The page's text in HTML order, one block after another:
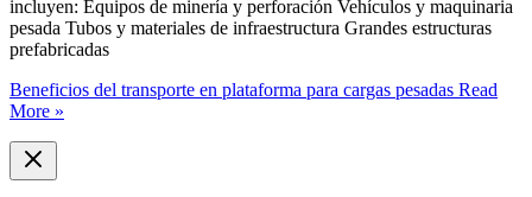
incluyen: Equipos de minería y perforación Vehículos y maquinaria
pesada Tubos y materiales de infraestructura Grandes estructuras
prefabricadas
Beneficios del transporte en plataforma para cargas pesadas Read
More »